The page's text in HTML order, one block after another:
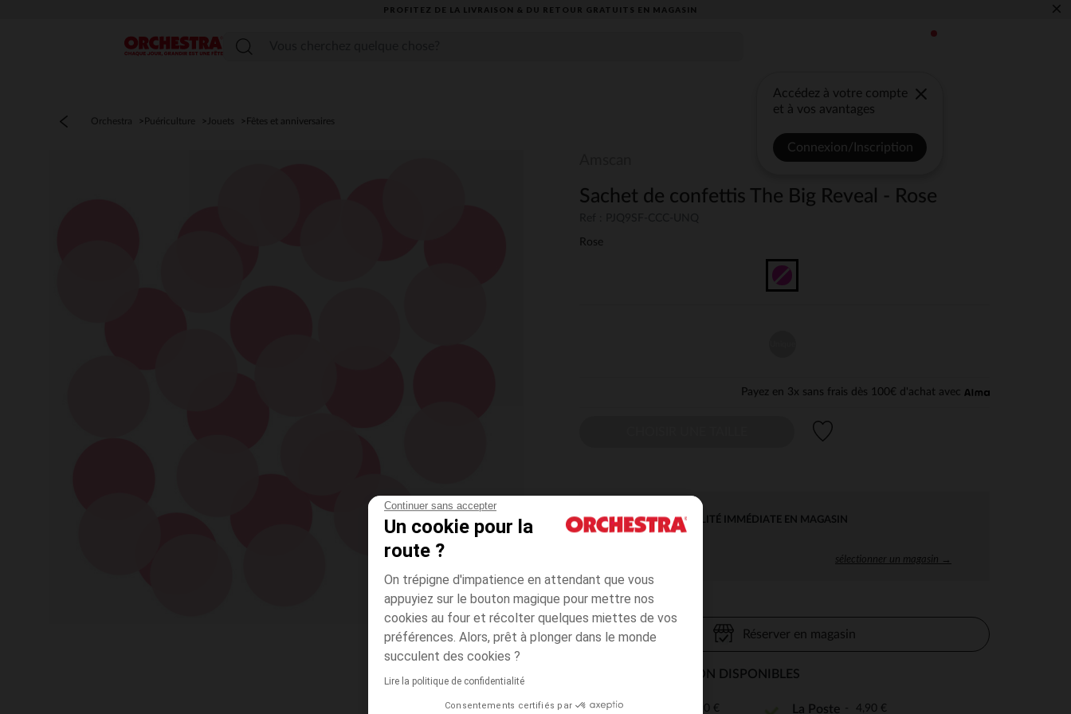
Continuer sans accepter
Un cookie pour la
route ?
On trépigne d'impatience en attendant que vous
appuyiez sur le bouton magique pour mettre nos
cookies au four et récolter quelques miettes de vos
préférences. Alors, prêt à plonger dans le monde
succulent des cookies ?
Lire la politique de confidentialité
Consentements certifiés par
PROFITEZ DE LA LIVRAISON & DU RETOUR GRATUITS EN MAGASIN​ ×
Menu
Accédez à votre compte
et à vos avantages
Connexion/Inscription
Orchestra Puériculture Jouets Fêtes et anniversaires
Sachet de confettis The Big Reveal - Rose
Rose
Payez en 3x sans frais dès 100€ d'achat avec
DISPONIBILITÉ IMMÉDIATE EN MAGASIN
sélectionner un magasin →
Réserver en magasin
MODES DE LIVRAISON DISPONIBLES
Point Relais 4,90 € La Poste 4,90 €